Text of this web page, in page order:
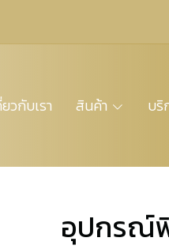
วกับเรา สินค้า บริ
อุปกรณ์